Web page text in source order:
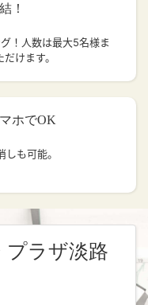
！
！人数は最大5名様ま
けます。
ホでOK
も可能。
プラザ淡路